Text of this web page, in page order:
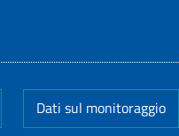
Dati sul monitoraggio